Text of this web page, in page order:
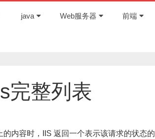
java Web服务器 前端
完整列表
内容时，IIS 返回一个表示该请求的状态的